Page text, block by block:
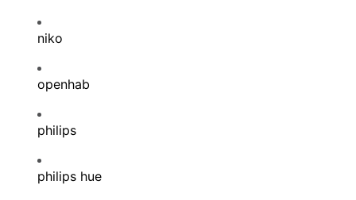
niko
openhab
philips
philips hue